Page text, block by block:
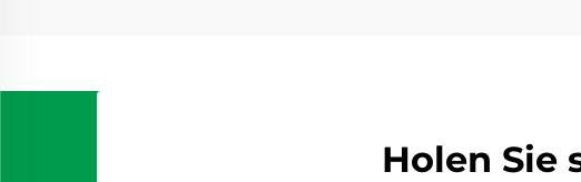
Holen Sie